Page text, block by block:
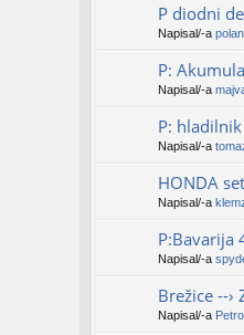
P diodni
Napisal/-a
P:
Napisal/-a
P:
Napisal/-a
HONDA
Napisal/-a
P:Bavarija
Napisal/-a
Brežice --›
Napisal/-a